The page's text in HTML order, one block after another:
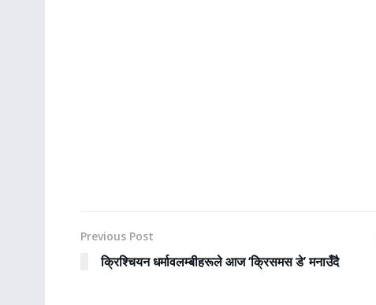
Previous Post
क्रिश्चियन धर्मावलम्बीहरूले आज ‘क्रिसमस डे’ मनाउँदै